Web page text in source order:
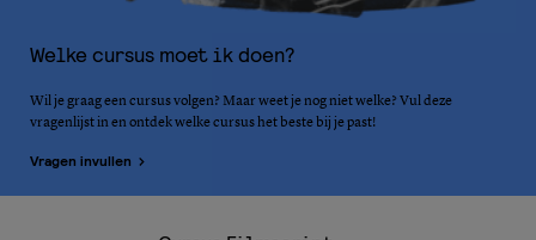
Welke cursus moet ik doen?
Wil je graag een cursus volgen? Maar weet je nog niet welke? Vul deze
vragenlijst in en ontdek welke cursus het beste bij je past!
Vragen invullen